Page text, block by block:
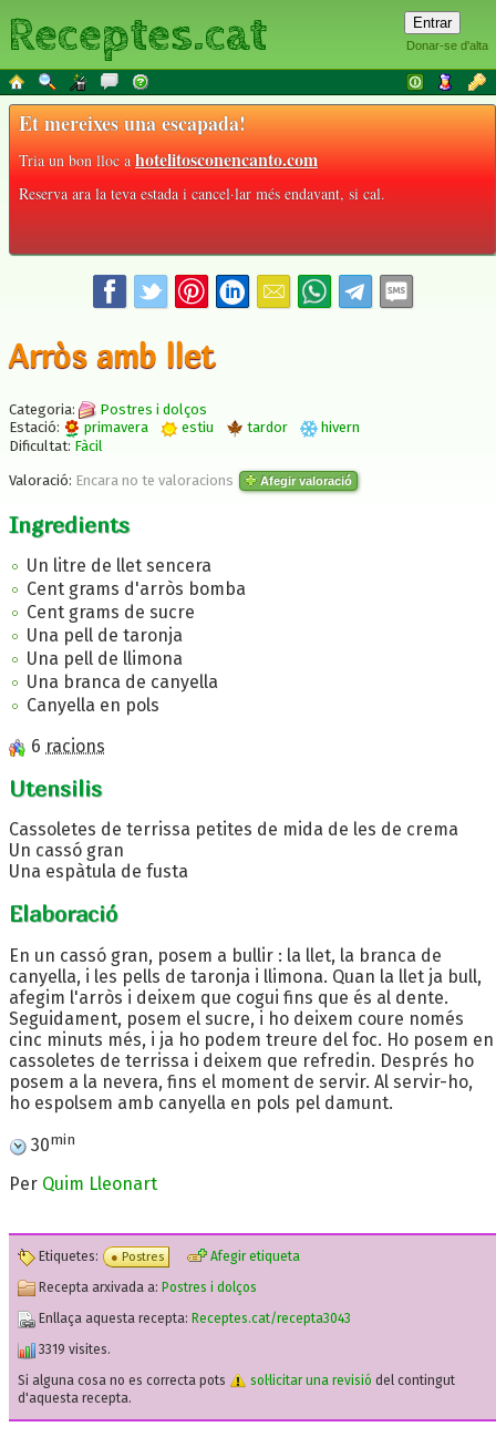
Donar-se d'alta
Receptes.cat
Et mereixes una escapada!
Tria un bon lloc ahotelitosconencanto.com
Reserva ara la teva estada i cancel·lar més endavant, si cal.
Arròs amb llet
Categoria:
Postres i dolços
Estació:
primavera estiu tardor
hivern
Dificultat: Fàcil
Valoració: Encara no te valoracions Afegir valoració
Ingredients
Un litre de llet sencera
Cent grams d'arròs bomba
Cent grams de sucre
Una pell de taronja
Una pell de llimona
Una branca de canyella
Canyella en pols
6 racions
Utensilis
Cassoletes de terrissa petites de mida de les de crema
Un cassó gran
Una espàtula de fusta
Elaboració
En un cassó gran, posem a bullir : la llet, la branca de
canyella, i les pells de taronja i llimona. Quan la llet ja bull,
afegim l'arròs i deixem que cogui fins que és al dente.
Seguidament, posem el sucre, i ho deixem coure només
cinc minuts més, i ja ho podem treure del foc. Ho posem en
cassoletes de terrissa i deixem que refredin. Després ho
posem a la nevera, fins el moment de servir. Al servir-ho,
ho espolsem amb canyella en pols pel damunt.
30min
Per Quim Lleonart
Etiquetes: Postres
Afegir etiqueta
Recepta arxivada a: Postres i dolços
Enllaça aquesta recepta: Receptes.cat/recepta3043
3319 visites.
Si alguna cosa no es correcta pots
sol·licitar una revisió del contingut
d'aquesta recepta.